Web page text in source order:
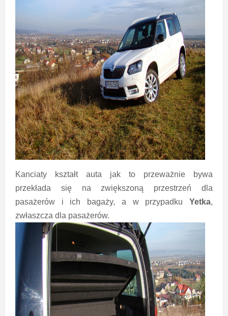
Kanciaty kształt auta jak to przeważnie bywa
przekłada się na zwiększoną przestrzeń dla
pasażerów i ich bagaży, a w przypadkuYetka,
zwłaszcza dla pasażerów.